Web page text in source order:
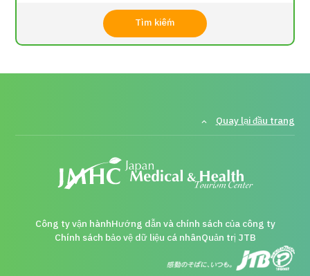
Tìm kiếm
Quay lại đầu trang
Công ty vận hànhHướng dẫn và chính sách của công ty
Chính sách bảo vệ dữ liệu cá nhânQuản trị JTB